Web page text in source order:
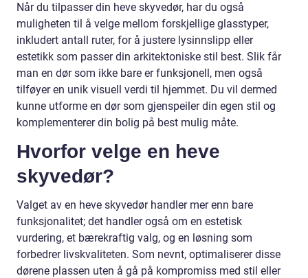
Når du tilpasser din heve skyvedør, har du også
muligheten til å velge mellom forskjellige glasstyper,
inkludert antall ruter, for å justere lysinnslipp eller
estetikk som passer din arkitektoniske stil best. Slik får
man en dør som ikke bare er funksjonell, men også
tilføyer en unik visuell verdi til hjemmet. Du vil dermed
kunne utforme en dør som gjenspeiler din egen stil og
komplementerer din bolig på best mulig måte.
Hvorfor velge en heve
skyvedør?
Valget av en heve skyvedør handler mer enn bare
funksjonalitet; det handler også om en estetisk
vurdering, et bærekraftig valg, og en løsning som
forbedrer livskvaliteten. Som nevnt, optimaliserer disse
dørene plassen uten å gå på kompromiss med stil eller